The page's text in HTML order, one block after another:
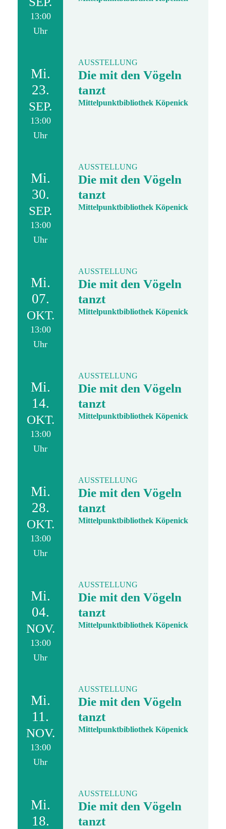
13:00
Uhr
Mi.
23.
SEP.
13:00
Uhr
AUSSTELLUNG
Die mit den Vögeln
tanzt
Mittelpunktbibliothek Köpenick
Mi.
30.
SEP.
13:00
Uhr
AUSSTELLUNG
Die mit den Vögeln
tanzt
Mittelpunktbibliothek Köpenick
Mi.
07.
OKT.
13:00
Uhr
AUSSTELLUNG
Die mit den Vögeln
tanzt
Mittelpunktbibliothek Köpenick
Mi.
14.
OKT.
13:00
Uhr
AUSSTELLUNG
Die mit den Vögeln
tanzt
Mittelpunktbibliothek Köpenick
Mi.
28.
OKT.
13:00
Uhr
AUSSTELLUNG
Die mit den Vögeln
tanzt
Mittelpunktbibliothek Köpenick
Mi.
04.
NOV.
13:00
Uhr
AUSSTELLUNG
Die mit den Vögeln
tanzt
Mittelpunktbibliothek Köpenick
Mi.
11.
NOV.
13:00
Uhr
AUSSTELLUNG
Die mit den Vögeln
tanzt
Mittelpunktbibliothek Köpenick
Mi.
18.
AUSSTELLUNG
Die mit den Vögeln
tanzt